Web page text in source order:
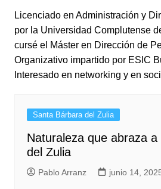
Licenciado en Administración y
por la Universidad Complutense
cursé el Máster en Dirección de
Organizativo impartido por ESIC
Interesado en networking y en
Santa Bárbara del Zulia
Naturaleza que abraza
del Zulia
Pablo Arranz junio 14,